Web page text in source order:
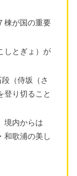
棟が国の重要
しとぎょ）が
（侍坂（さ
登り切ること
境内からは
和歌浦の美し